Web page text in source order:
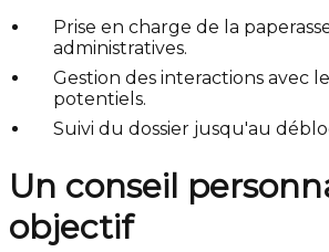
Prise en charge de la
administratives.
Gestion des interactions avec
potentiels.
Suivi du dossier jusqu'au
Un conseil
objectif